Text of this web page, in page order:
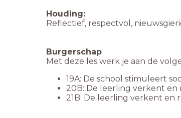
Houding:
Reflectief, respectvol,
Burgerschap
Met deze les werk je aan de
19A: De school stimuleert
20B: De leerling verkent en
21B: De leerling verkent en